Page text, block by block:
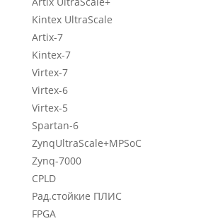
Kintex UltraScale
Artix-7
Kintex-7
Virtex-7
Virtex-6
Virtex-5
Spartan-6
ZynqUltraScale+MPSoC
Zynq-7000
CPLD
Рад.стойкие ПЛИС
FPGA